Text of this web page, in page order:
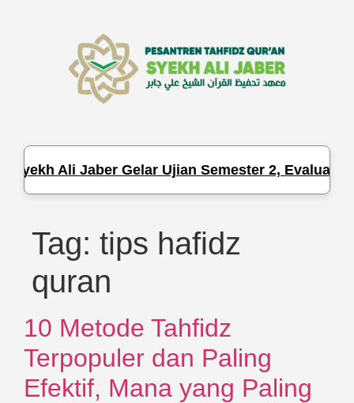
Syekh Ali Jaber Gelar Ujian Semester 2, Evaluasi
Tag: tips hafidz
quran
10 Metode Tahfidz
Terpopuler dan Paling
Efektif, Mana yang Paling